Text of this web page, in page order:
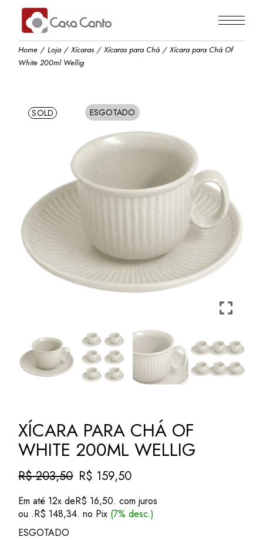
content
Home Loja Xícaras Xícaras para Chá
Xícara para Chá Of
White 200ml Wellig
SOLD ESGOTADO
XÍCARA PARA CHÁ OF
WHITE 200ML WELLIG
R$203,50
O
preço
original
era:
R$ 203,50.
R$ 159,50
O
preço
atual
é:
R$ 159,50.
Em até 12x deR$ 16,50. com juros
ou .R$ 148,34. no Pix (7% desc.)
ESGOTADO